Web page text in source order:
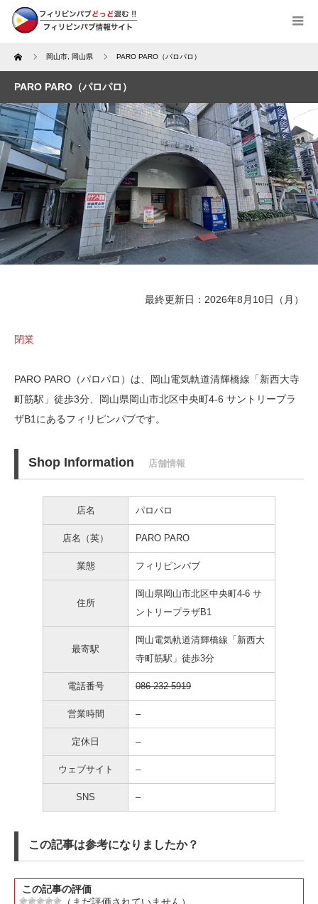
Home 岡山市 岡山県 PARO PARO（パロパロ）
PARO PARO（パロパロ）
最終更新日：2026年8月10日（月）
閉業
PARO PARO（パロパロ）は、岡山電気軌道清輝橋線「新西大寺
町筋駅」徒歩3分、
岡山県岡山市北区中央町4-6 サントリープラ
ザB1にあるフィリピンパブです。
Shop Information 店舗情報
店名 パロパロ
店名（英） PARO PARO
業態 フィリピンパブ
住所
岡山県岡山市北区中央町4-6 サ
ントリープラザB1
最寄駅
岡山電気軌道清輝橋線「新西大
寺町筋駅」徒歩3分
電話番号 086-232-5919
営業時間 –
定休日 –
ウェブサイト –
SNS –
この記事は参考になりましたか？
この記事の評価